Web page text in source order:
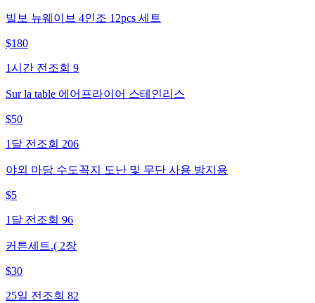
빌보 뉴웨이브 4인조 12pcs 세트
$180
1시간 전 조회 9
Sur la table 에어프라이어 스테인리스
$50
1달 전 조회 206
야외 마당 수도꼭지 도난 및 무단 사용 방지용
$5
1달 전 조회 96
커튼세트.( 2장
$30
25일 전 조회 82